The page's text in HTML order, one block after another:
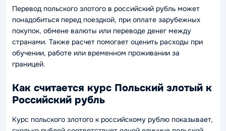
Перевод польского злотого в российский рубль может
понадобиться перед поездкой, при оплате зарубежных
покупок, обмене валюты или переводе денег между
странами. Также расчет помогает оценить расходы при
обучении, работе или временном проживании за
границей.
Как считается курс Польский злотый к
Российский рубль
Курс польского злотого к российскому рублю показывает,